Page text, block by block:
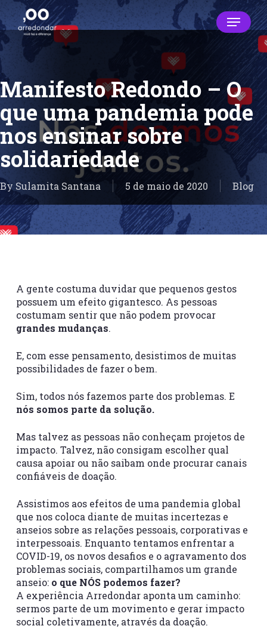
Skip
to
main
content
Menu
Manifesto Redondo – O
que uma pandemia pode
nos ensinar sobre
solidariedade
By Sulamita Santana 5 de maio de 2020 Blog
A gente costuma duvidar que pequenos gestos
possuem um efeito gigantesco. As pessoas
costumam sentir que não podem provocar
grandes mudanças.
E, com esse pensamento, desistimos de muitas
possibilidades de fazer o bem.
Sim, todos nós fazemos parte dos problemas. E
nós somos parte da solução.
Mas talvez as pessoas não conheçam projetos de
impacto. Talvez, não consigam escolher qual
causa apoiar ou não saibam onde procurar canais
confiáveis de doação.
Assistimos aos efeitos de uma pandemia global
que nos coloca diante de muitas incertezas e
anseios sobre as relações pessoais, corporativas e
interpessoais. Enquanto tentamos enfrentar a
COVID-19, os novos desafios e o agravamento dos
problemas sociais, compartilhamos um grande
anseio: o que NÓS podemos fazer?
A experiência Arredondar aponta um caminho:
sermos parte de um movimento e gerar impacto
social coletivamente, através da doação.
Close
Menu